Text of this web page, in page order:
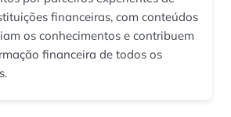
financeiras, com conteúdos
os conhecimentos e contribuem
financeira de todos os